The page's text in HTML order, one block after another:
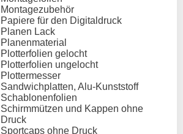
Montagezubehör
Papiere für den Digitaldruck
Planen Lack
Planenmaterial
Plotterfolien gelocht
Plotterfolien ungelocht
Plottermesser
Sandwichplatten, Alu-Kunststoff
Schablonenfolien
Schirmmützen und Kappen ohne
Druck
Sportcaps ohne Druck